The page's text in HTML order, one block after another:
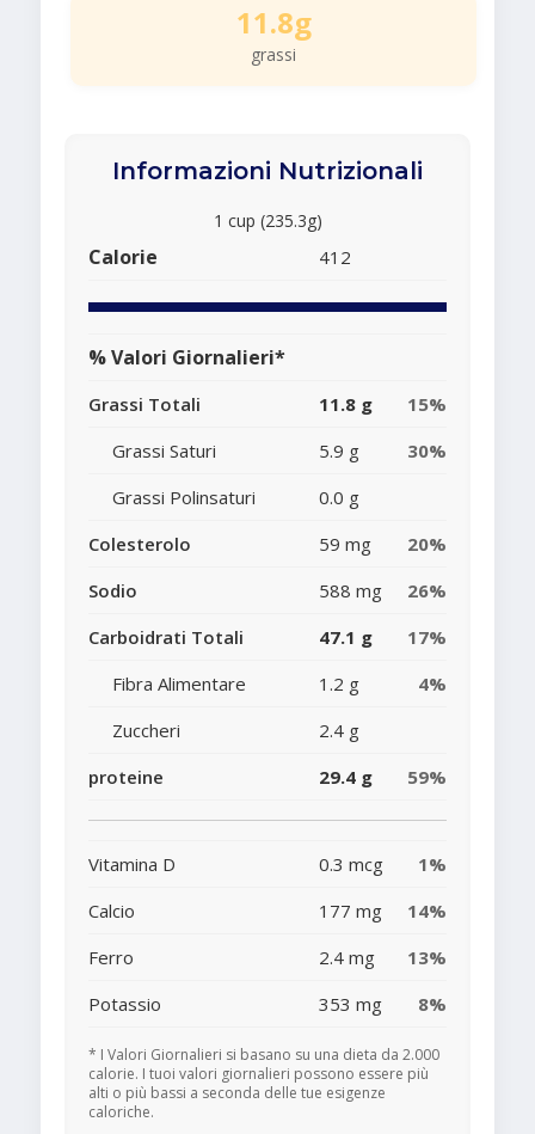
11.8g
grassi
Informazioni Nutrizionali
1 cup (235.3g)
Calorie 412
% Valori Giornalieri*
Grassi Totali 11.8 g
15%
Grassi Saturi
5.9 g
30%
Grassi Polinsaturi
0.0 g
Colesterolo
59 mg
20%
Sodio
588 mg
26%
Carboidrati Totali
47.1 g
17%
Fibra Alimentare
1.2 g
4%
Zuccheri
2.4 g
proteine
29.4 g 59%
Vitamina D 0.3 mcg
1%
Calcio
177 mg
14%
Ferro
2.4 mg
13%
Potassio
353 mg 8%
* I Valori Giornalieri si basano su una dieta da 2.000
calorie. I tuoi valori giornalieri possono essere più
alti o più bassi a seconda delle tue esigenze
caloriche.